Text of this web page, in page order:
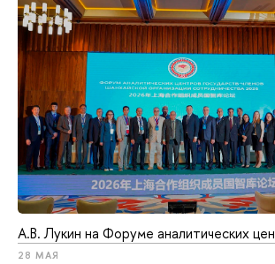
А.В. Лукин на Форуме аналитических
28 МАЯ